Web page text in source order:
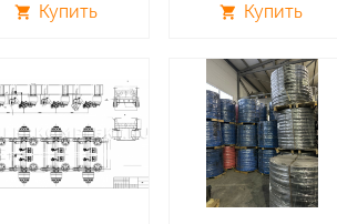
shopping_cart Купить shopping_cart Купить